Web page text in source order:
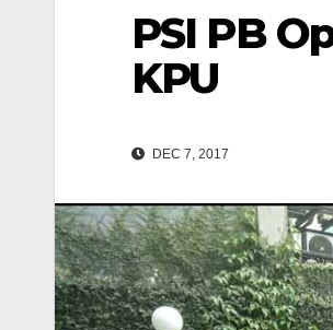
PSI PB
KPU
DEC 7, 2017